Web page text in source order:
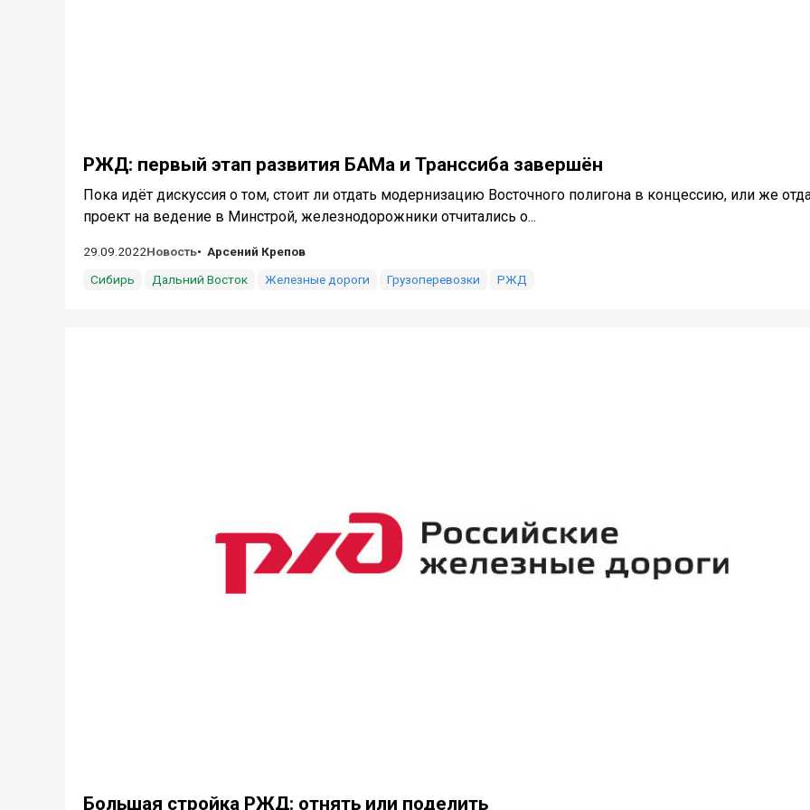
РЖД: первый этап развития БАМа и Транссиба завершён
Пока идёт дискуссия о том, стоит ли отдать модернизацию Восточного полигона в концессию, или же
проект на ведение в Минстрой, железнодорожники отчитались о...
29.09.2022Новость
Арсений Крепов
Сибирь
Дальний Восток Железные дороги Грузоперевозки РЖД
Большая стройка РЖД: отнять или поделить